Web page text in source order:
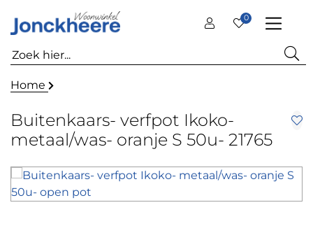
0
Home
Buitenkaars- verfpot Ikoko-
metaal/was- oranje S 50u- 21765